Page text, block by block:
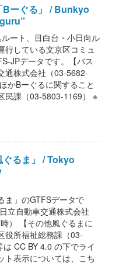
Bーぐる」 / Bunkyo
ート、目白台・小日向ル
行している文京区コミュ
JPデータです。【バス
通株式会社（03-5682-
かBーぐるに関すること
民課（03-5803-1169） ※
るま」 / Tokyo
ま」のGTFSデータで
立自動車交通株式会社
） 【その他風ぐるまに
役所福祉総務課（03-
CC BY 4.0 の下でライ
ト表示については、こち